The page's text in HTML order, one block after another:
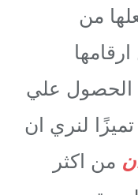
من
الحصول علي
لنري ان
من اكثر